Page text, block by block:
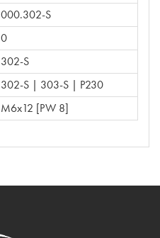
000.302-S
0
302-S
302-S | 303-S | P230
M6x12 [PW 8]